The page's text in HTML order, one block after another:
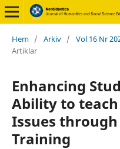
Hem / Arkiv / Vol 16 Nr
Artiklar
Enhancing
Ability to
Issues
Training